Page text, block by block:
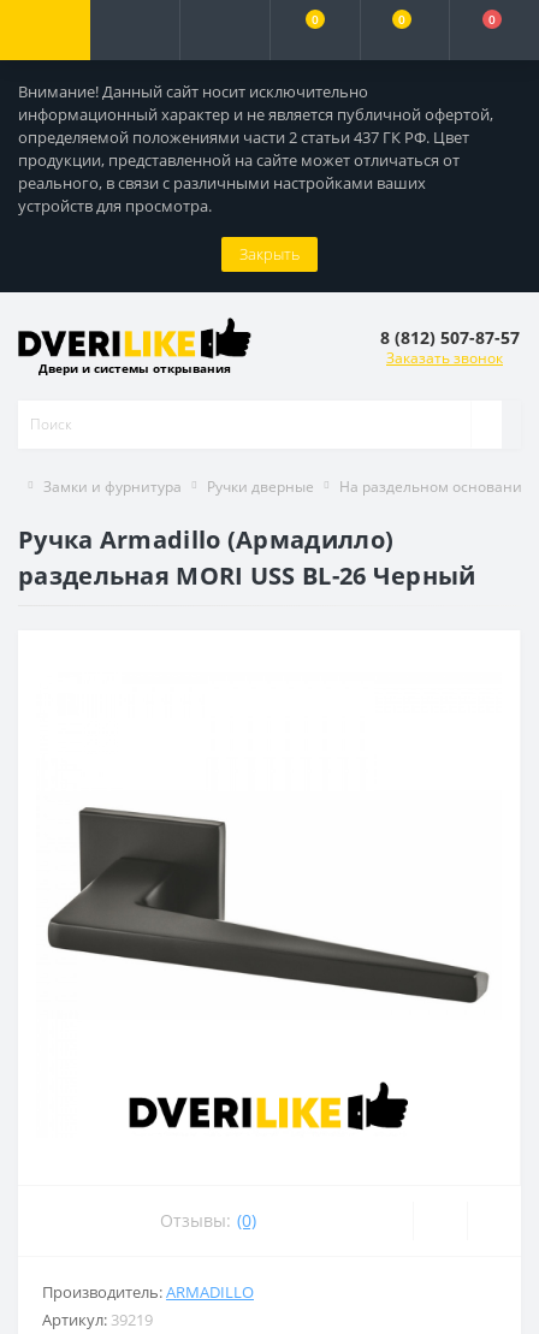
Внимание! Данный сайт носит исключительно
информационный характер и не является публичной офертой,
определяемой положениями части 2 статьи 437 ГК РФ. Цвет
продукции, представленной на сайте может отличаться от
реального, в связи с различными настройками ваших
устройств для просмотра.
Закрыть
0 0 0
Двери и системы открывания
8 (812) 507-87-57
Заказать звонок
Замки и фурнитура Ручки дверные На раздельном основании
Ручка Armadillo (Армадилло)
раздельная MORI USS BL-26 Черный
Отзывы: (0)
Производитель:ARMADILLO
Артикул: 39219